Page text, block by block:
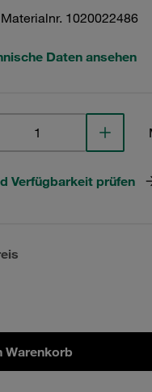
1020022486
Daten ansehen
Verfügbarkeit prüfen
Warenkorb